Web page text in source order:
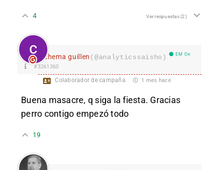
4 Ver respuestas(2)
chema guillen (@analyticssaisho) EM On
#3261360
Colaborador de campaña 1 mes hace
Buena masacre, q siga la fiesta. Gracias
perro contigo empezó todo
19